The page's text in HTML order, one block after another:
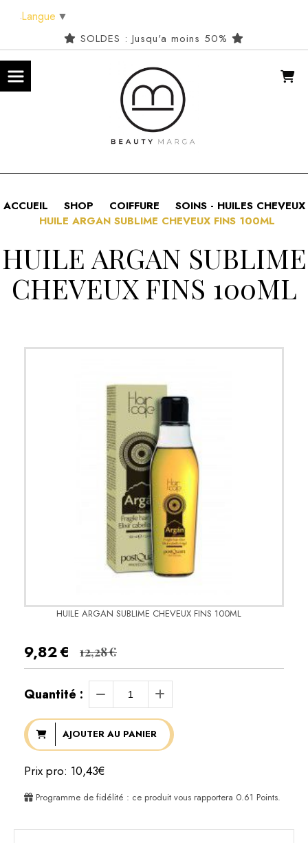
SOLDES : Jusqu'a moins 50%
ACCUEIL SHOP COIFFURE
SOINS - HUILES CHEVEUX
HUILE ARGAN SUBLIME CHEVEUX FINS 100ML
HUILE ARGAN SUBLIME
CHEVEUX FINS 100ML
HUILE ARGAN SUBLIME CHEVEUX FINS 100ML
9,82€ 12,28€
Quantité :
AJOUTER AU PANIER
Prix pro: 10,43€
Programme de fidélité : ce produit vous rapportera 0.61 Points.
Langue ▼